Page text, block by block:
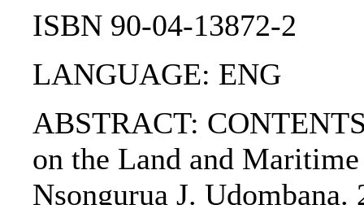
ISBN 90-04-13872-2
LANGUAGE: ENG
ABSTRACT:
on the Land and
Nsongurua J.